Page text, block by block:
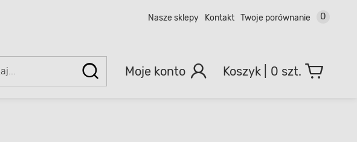
Nasze sklepy Kontakt Twoje porównanie 0
Moje konto 0 szt.